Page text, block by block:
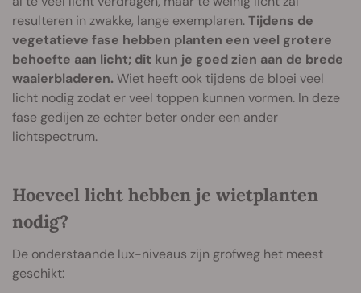
resulteren in zwakke, lange exemplaren.Tijdens de
vegetatieve fase hebben planten een veel grotere
behoefte aan licht; dit kun je goed zien aan de brede
waaierbladeren. Wiet heeft ook tijdens de bloei veel
licht nodig zodat er veel toppen kunnen vormen. In deze
fase gedijen ze echter beter onder een ander
lichtspectrum.
Hoeveel licht hebben je wietplanten
nodig?
De onderstaande lux-niveaus zijn grofweg het meest
geschikt: